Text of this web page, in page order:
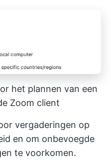
het plannen van een
Zoom client
vergaderingen op
en om onbevoegde
te voorkomen.